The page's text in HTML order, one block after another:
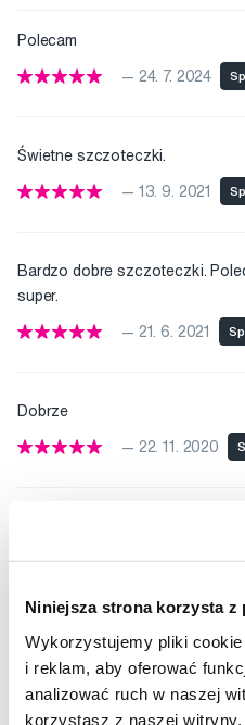
Niniejsza strona korzysta z
Wykorzystujemy pliki
i reklam, aby oferować
analizować ruch w naszej
korzystasz z naszej
Polecam
— 24. 7. 2024
Świetne szczoteczki.
— 13. 9. 2021
Bardzo dobre szczoteczki.
super.
— 21. 6. 2021
Dobrze
— 22. 11. 2020
Znam ten produkt z mojego